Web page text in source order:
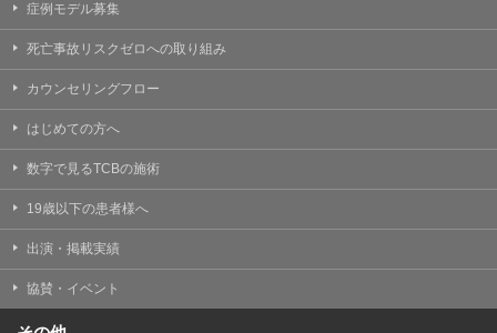
症例モデル募集
死亡事故リスクゼロへの取り組み
カウンセリングフロー
はじめての方へ
数字で見るTCBの施術
19歳以下の患者様へ
出演・掲載実績
協賛・イベント